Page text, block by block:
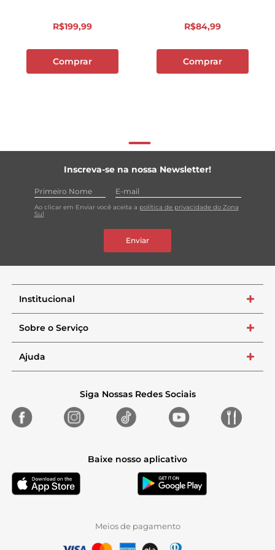
R$199,99
Comprar
R$84,99
Comprar
Inscreva-se na nossa Newsletter!
Ao clicar em Enviar você aceita a política de privacidade do Zona
Sul
Enviar
Institucional +
Sobre o Serviço +
Ajuda +
Siga Nossas Redes Sociais
Baixe nosso aplicativo
Meios de pagamento